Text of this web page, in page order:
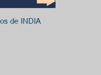
de INDIA